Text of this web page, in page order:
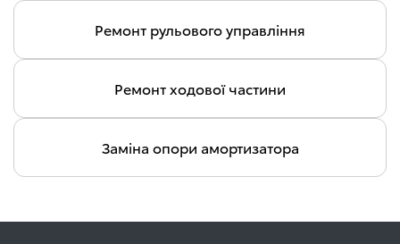
Ремонт рульового управління
Ремонт ходової частини
Заміна опори амортизатора